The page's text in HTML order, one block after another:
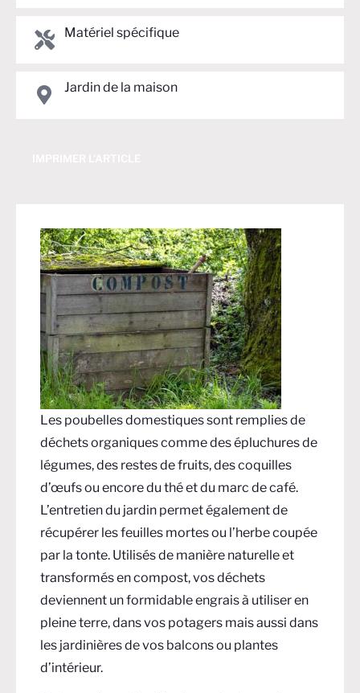
Matériel spécifique
Jardin de la maison
Les poubelles domestiques sont remplies de
déchets organiques comme des épluchures de
légumes, des restes de fruits, des coquilles
d’œufs ou encore du thé et du marc de café.
L’entretien du jardin permet également de
récupérer les feuilles mortes ou l’herbe coupée
par la tonte. Utilisés de manière naturelle et
transformés en compost, vos déchets
deviennent un formidable engrais à utiliser en
pleine terre, dans vos potagers mais aussi dans
les jardinières de vos balcons ou plantes
d’intérieur.